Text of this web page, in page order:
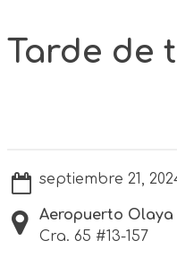
Tarde de
septiembre 21,
Aeropuerto Olaya
Cra. 65 #13-157